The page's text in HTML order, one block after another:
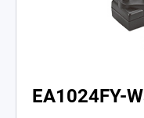
EA1024FY-